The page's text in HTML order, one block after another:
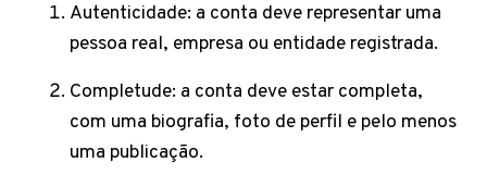
Autenticidade: a conta deve representar uma
pessoa real, empresa ou entidade registrada.
Completude: a conta deve estar completa,
com uma biografia, foto de perfil e pelo menos
uma publicação.